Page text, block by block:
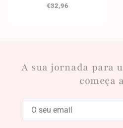
€32,96
A sua jornada para
começa